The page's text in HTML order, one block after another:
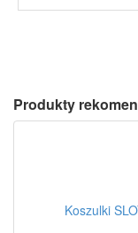
Produkty
Koszulki